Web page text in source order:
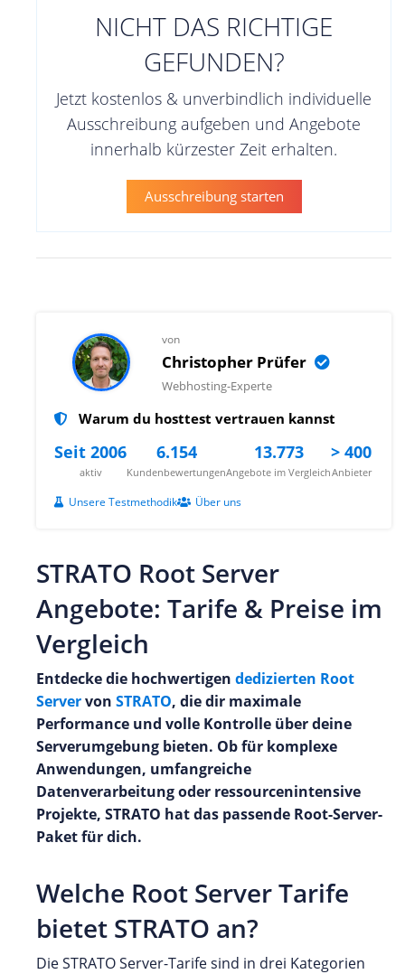
NICHT DAS RICHTIGE
GEFUNDEN?
Jetzt kostenlos & unverbindlich individuelle
Ausschreibung aufgeben und Angebote
innerhalb kürzester Zeit erhalten.
Ausschreibung starten
von
Christopher Prüfer
Webhosting-Experte
Warum du hosttest vertrauen kannst
Seit 2006
aktiv
6.154
Kundenbewertungen
13.773
Angebote im Vergleich
> 400
Anbieter
Unsere Testmethodik Über uns
STRATO Root Server
Angebote: Tarife & Preise im
Vergleich
Entdecke die hochwertigen dedizierten Root
Servervon STRATO, die dir maximale
Performance und volle Kontrolle über deine
Serverumgebung bieten. Ob für komplexe
Anwendungen, umfangreiche
Datenverarbeitung oder ressourcenintensive
Projekte, STRATO hat das passende Root-Server-
Paket für dich.
Welche Root Server Tarife
bietet STRATO an?
Die STRATO Server-Tarife sind in drei Kategorien